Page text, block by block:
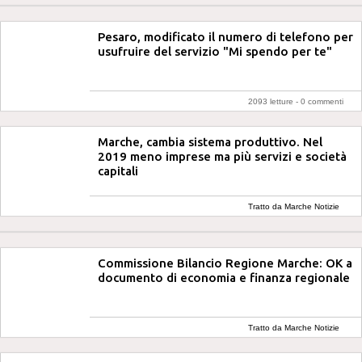
Pesaro, modificato il numero di telefono per
usufruire del servizio "Mi spendo per te"
2093 letture - 0 commenti
Marche, cambia sistema produttivo. Nel
2019 meno imprese ma più servizi e società
capitali
Tratto da Marche Notizie
Commissione Bilancio Regione Marche: OK a
documento di economia e finanza regionale
Tratto da Marche Notizie